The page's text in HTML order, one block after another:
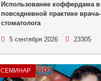
Использование коффердама в
повседневной практике врача-
стоматолога
5 сентября 2026 23305
СЕМИНАР